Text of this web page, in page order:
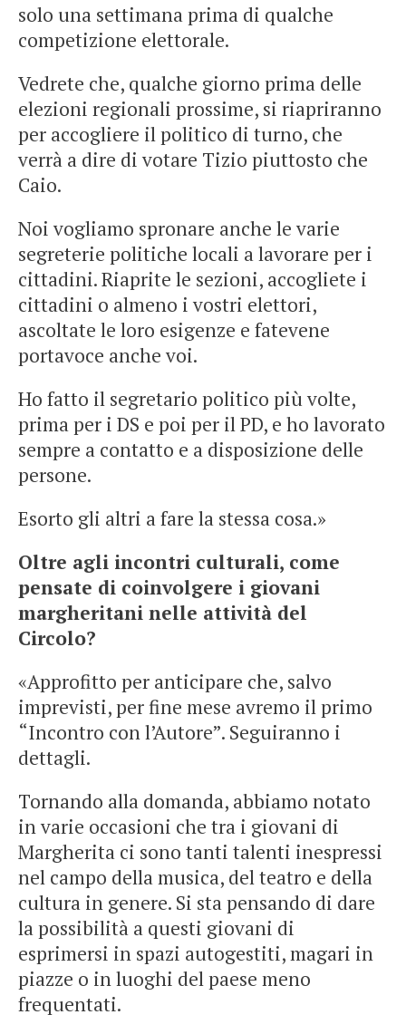
solo una settimana prima di qualche
competizione elettorale.
Vedrete che, qualche giorno prima delle
elezioni regionali prossime, si riapriranno
per accogliere il politico di turno, che
verrà a dire di votare Tizio piuttosto che
Caio.
Noi vogliamo spronare anche le varie
segreterie politiche locali a lavorare per i
cittadini. Riaprite le sezioni, accogliete i
cittadini o almeno i vostri elettori,
ascoltate le loro esigenze e fatevene
portavoce anche voi.
Ho fatto il segretario politico più volte,
prima per i DS e poi per il PD, e ho lavorato
sempre a contatto e a disposizione delle
persone.
Esorto gli altri a fare la stessa cosa.»
Oltre agli incontri culturali, come
pensate di coinvolgere i giovani
margheritani nelle attività del
Circolo?
«Approfitto per anticipare che, salvo
imprevisti, per fine mese avremo il primo
“Incontro con l’Autore”. Seguiranno i
dettagli.
Tornando alla domanda, abbiamo notato
in varie occasioni che tra i giovani di
Margherita ci sono tanti talenti inespressi
nel campo della musica, del teatro e della
cultura in genere. Si sta pensando di dare
la possibilità a questi giovani di
esprimersi in spazi autogestiti, magari in
piazze o in luoghi del paese meno
frequentati.